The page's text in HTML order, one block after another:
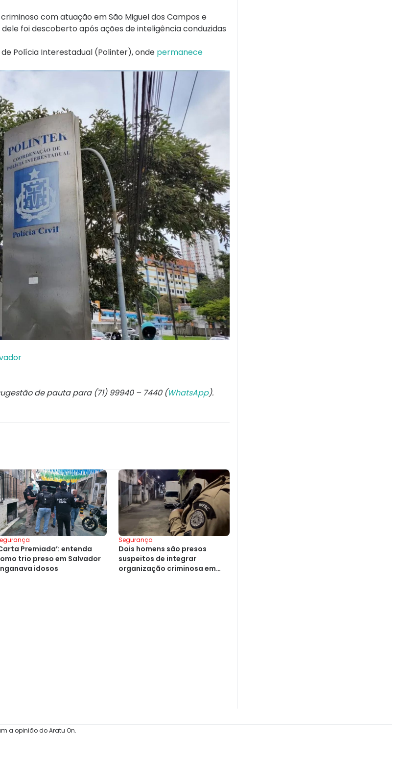
com atuação em São Miguel dos Campos e
foi descoberto após ações de inteligência conduzidas
Polícia Interestadual (Polinter), onde permanece
de pauta para (71) 99940 – 7440 (WhatsApp).
Premiada’: entenda
trio preso em Salvador
idosos
Segurança
Dois homens são presos
suspeitos de integrar
organização criminosa em
a opinião do Aratu On.